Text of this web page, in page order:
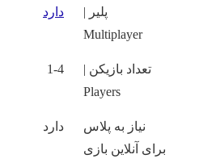
پلیر |
Multiplayer
دارد
تعداد بازیکن |
Players
1-4
نیاز به پلاس
برای آنلاین بازی
دارد